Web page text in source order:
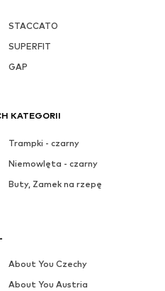
STACCATO
SUPERFIT
GAP
KATEGORII
Trampki - czarny
Niemowlęta - czarny
Buty, Zamek na rzepę
About You Czechy
About You Austria